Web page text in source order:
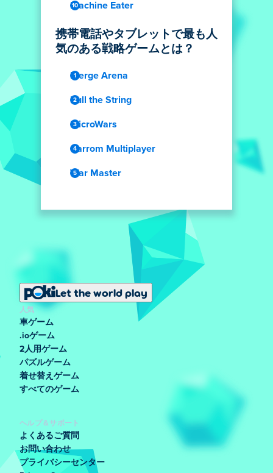
Machine Eater
携帯電話やタブレットで最も人
気のある戦略ゲームとは？
Merge Arena
Pull the String
MicroWars
Carrom Multiplayer
War Master
Let the world play
人気
車ゲーム
.ioゲーム
2人用ゲーム
パズルゲーム
着せ替えゲーム
すべてのゲーム
ヘルプ＆サポート
よくあるご質問
お問い合わせ
プライバシーセンター